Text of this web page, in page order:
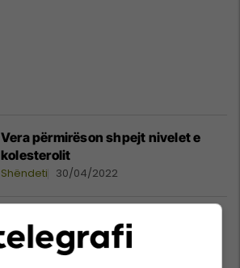
Vera përmirëson shpejt nivelet e
kolesterolit
Shëndeti 30/04/2022
Temat Autoriale 29/12/2019